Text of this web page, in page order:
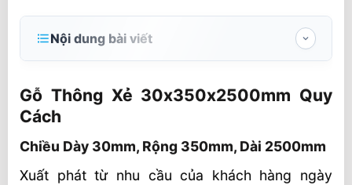
Nội dung bài viết
Chiều Dày 30mm, Rộng 350mm, Dài
Gỗ Thông xẻ tấm có ưu điểm gì?
Gỗ Thông xẻ tấm nhập khẩu và Xẻ Trong
Gỗ Thông Xẻ 30x350x2500mm Quy
Cách
Chiều Dày 30mm, Rộng 350mm, Dài 2500mm
Xuất phát từ nhu cầu của khách hàng ngày